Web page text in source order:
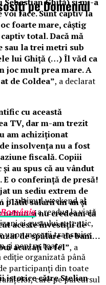
voi face. Sunt captiv la
foarte mare, câştig
total. Dacă mă
sau la trei metri sub
lui Ghiţă (…) Îl văd ca
joc mult prea mare. A
de Coldea”, a declarat
cu această
TV, dar m-am trezit
am achiziționat
insolvența nu a fost
fiscală. Copiii
au spus că au vândut
E o conferință de presă!
un sediu extrem de
plătit salarii un an și
și nu credeam că
aceste investiții de
de spălare de bani…
acuzați la fel”, a
istorice către Stelian
pe Domeniul
în ultimul weekend al
a readus la viață
ai gustului autentic,
unor meserii transmise
și pentru toate
ediție organizată până
participanți din toate
care pe parcursul